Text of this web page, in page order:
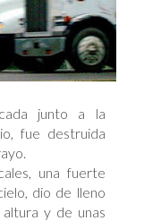
junto a la
fue destruida
una fuerte
dio de lleno
y de unas